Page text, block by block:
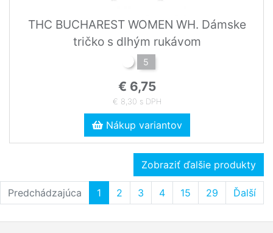
THC BUCHAREST WOMEN WH. Dámske
tričko s dlhým rukávom
5
€ 6,75
€ 8,30 s DPH
Nákup variantov
Zobraziť ďalšie produkty
Predchádzajúca 1 2 3 4 15 29 Ďalší